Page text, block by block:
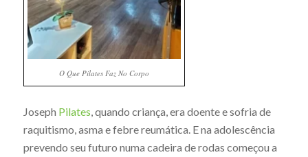
O Que Pilates Faz No Corpo
Joseph Pilates, quando criança, era doente e sofria de
raquitismo, asma e febre reumática. E na adolescência
prevendo seu futuro numa cadeira de rodas começou a